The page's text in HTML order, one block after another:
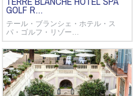
GOLF R…
テール・ブランシェ・ホテル・ス
パ・ゴルフ・リゾー…